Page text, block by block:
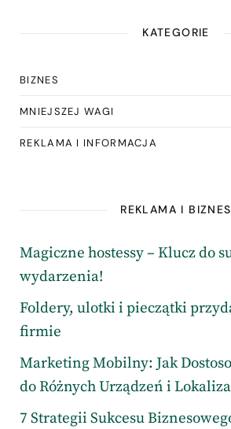
KATEGORIE
BIZNES
MNIEJSZEJ WAGI
REKLAMA I INFORMACJA
REKLAMA I BIZNES
Magiczne hostessy – Klucz do
wydarzenia!
Foldery, ulotki i pieczątki
firmie
Marketing Mobilny: Jak
do Różnych Urządzeń i
7 Strategii Sukcesu